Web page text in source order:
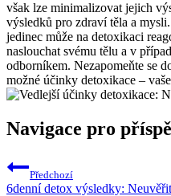
však lze minimalizovat jejich
výsledků pro zdraví těla a
jedinec může na detoxikaci
naslouchat svému tělu a v
odborníkem. Nezapomeňte se
možné účinky detoxikace –
Navigace pro
Předchozí
6denní detox výsledky: